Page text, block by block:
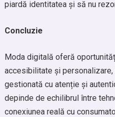
piardă identitatea și să nu
Concluzie
Moda digitală oferă
accesibilitate și
gestionată cu atenție și
depinde de echilibrul între
conexiunea reală cu